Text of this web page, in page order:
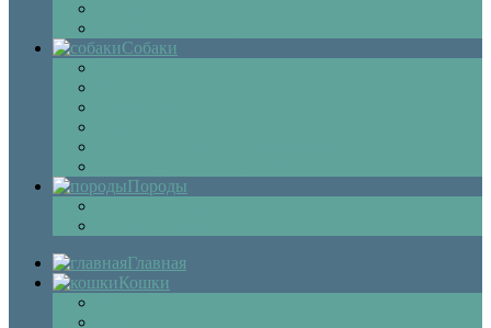
Собаки
Породы
Главная
Кошки